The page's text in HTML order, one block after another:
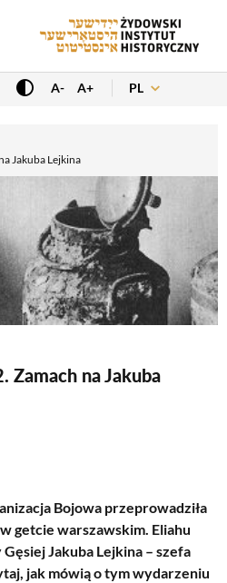
A- A+ PL
Jakuba Lejkina
Zamach na Jakuba
Bojowa przeprowadziła
getcie warszawskim. Eliahu
Jakuba Lejkina – szefa
jak mówią o tym wydarzeniu